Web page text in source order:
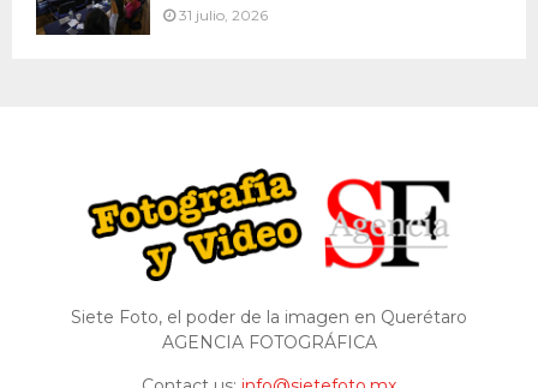
31 julio, 2026
Siete Foto, el poder de la imagen en Querétaro
AGENCIA FOTOGRÁFICA